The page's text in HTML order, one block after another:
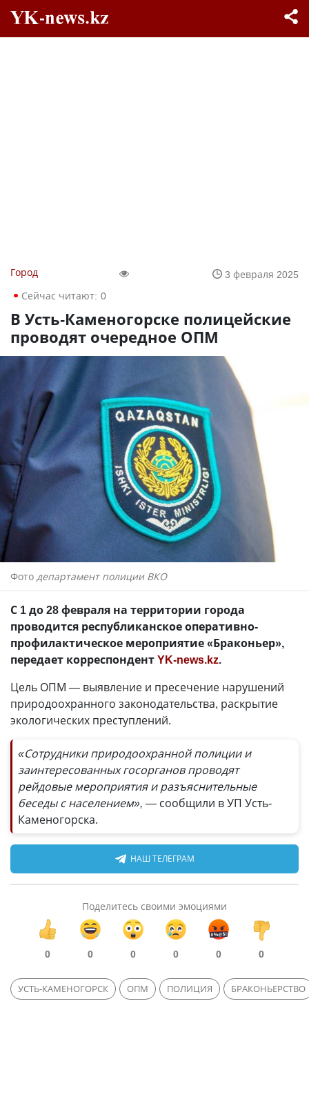
Город
3 февраля 2025
Сейчас читают: 0
В Усть-Каменогорске полицейские
проводят очередное ОПМ
Фото департамент полиции ВКО
С 1 до 28 февраля на территории города
проводится республиканское оперативно-
профилактическое мероприятие «Браконьер»,
передает корреспондентYK-news.kz.
Цель ОПМ — выявление и пресечение нарушений
природоохранного законодательства, раскрытие
экологических преступлений.
«Сотрудники природоохранной полиции и
заинтересованных госорганов проводят
рейдовые мероприятия и разъяснительные
беседы с населением», — сообщили в УП Усть-
Каменогорска.
НАШ ТЕЛЕГРАМ
Поделитесь своими эмоциями
0 0 0 0 0 0
УСТЬ-КАМЕНОГОРСК ОПМ ПОЛИЦИЯ БРАКОНЬЕРСТВО